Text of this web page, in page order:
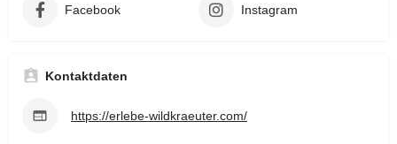
Facebook Instagram
Kontaktdaten
https://erlebe-wildkraeuter.com/